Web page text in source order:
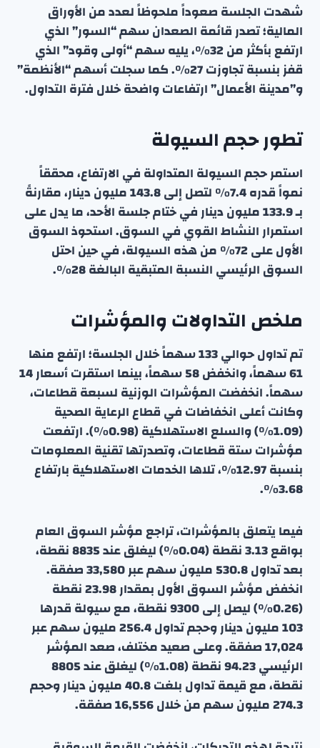
شهدت الجلسة صعوداً ملحوظاً لعدد من الأوراق
المالية؛ تصدر قائمة الصعدان سهم “السور” الذي
ارتفع بأكثر من 32٪، يليه سهم “أولى وقود” الذي
قفز بنسبة تجاوزت 27٪. كما سجلت أسهم “الأنظمة”
و”مدينة الأعمال” ارتفاعات واضحة خلال فترة التداول.
تطور حجم السيولة
استمر حجم السيولة المتداولة في الارتفاع، محققاً
نمواً قدره 7.4٪ لتصل إلى 143.8 مليون دينار، مقارنةً
بـ 133.9 مليون دينار في ختام جلسة الأحد، ما يدل على
استمرار النشاط القوي في السوق. استحوذ السوق
الأول على 72٪ من هذه السيولة، في حين احتل
السوق الرئيسي النسبة المتبقية البالغة 28٪.
ملخص التداولات والمؤشرات
تم تداول حوالي 133 سهماً خلال الجلسة؛ ارتفع منها
61 سهماً، وانخفض 58 سهماً، بينما استقرت أسعار 14
سهماً. انخفضت المؤشرات الوزنية لسبعة قطاعات،
وكانت أعلى انخفاضات في قطاع الرعاية الصحية
(1.09٪) والسلع الاستهلاكية (0.98٪). ارتفعت
مؤشرات ستة قطاعات، وتصدرتها تقنية المعلومات
بنسبة 12.97٪، تلاها الخدمات الاستهلاكية بارتفاع
3.68٪.
فيما يتعلق بالمؤشرات، تراجع مؤشر السوق العام
بواقع 3.13 نقطة (0.04٪) ليغلق عند 8835 نقطة،
بعد تداول 530.8 مليون سهم عبر 33,580 صفقة.
انخفض مؤشر السوق الأول بمقدار 23.98 نقطة
(0.26٪) ليصل إلى 9300 نقطة، مع سيولة قدرها
103 مليون دينار وحجم تداول 256.4 مليون سهم عبر
17,024 صفقة. وعلى صعيد مختلف، صعد المؤشر
الرئيسي 94.23 نقطة (1.08٪) ليغلق عند 8805
نقطة، مع قيمة تداول بلغت 40.8 مليون دينار وحجم
274.3 مليون سهم من خلال 16,556 صفقة.